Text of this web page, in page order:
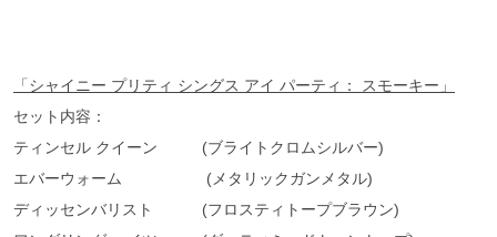
「シャイニー プリティ シングス アイ パーティ：
スモーキー」
セット内容：
ティンセル クイーン (ブライトクロムシルバー)
エバーウォーム (メタリックガンメタル)
ディッセンバリスト (フロスティトープブラウン)